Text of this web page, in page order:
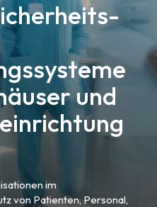
und
im
von Patienten, Personal,